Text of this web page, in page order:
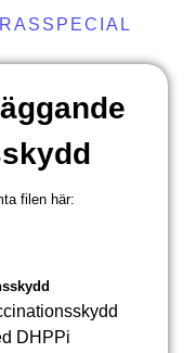
RASSPECIAL
filen här:
DHPPi